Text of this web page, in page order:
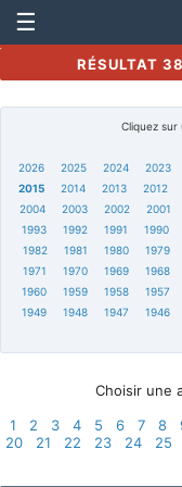
☰
RÉSULTAT
Cliquez sur
2026 2025 2024 2023
2015
2014 2013 2012
2004
2003 2002 2001
1993
1992 1991 1990
1982
1981 1980 1979
1971
1970 1969 1968
1960
1959 1958 1957
1949
1948 1947 1946
Choisir une
1
2 3 4 5 6 7 8
20
21 22 23 24 25